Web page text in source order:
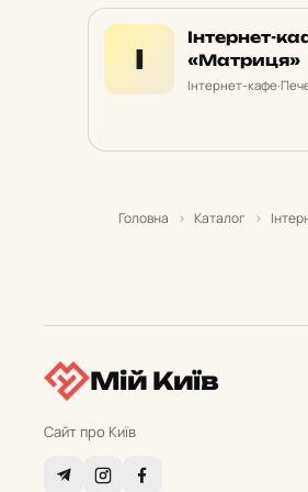
І
Інтернет-
«Матриця»
Інтернет-кафе·
Головна › Каталог ›
Мій Київ
Сайт про Київ